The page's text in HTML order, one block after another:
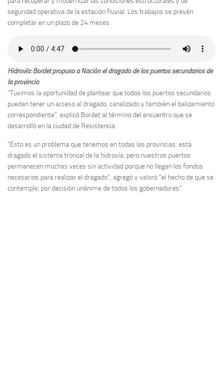
seguridad operativa de la estación fluvial. Los trabajos se prevén
completar en un plazo de 24 meses.
Hidrovía: Bordet propuso a Nación el dragado de los puertos secundarios de
la provincia
“Tuvimos la oportunidad de plantear que todos los puertos secundarios
puedan tener un acceso al dragado, canalizado y también el balizamiento
correspondiente”, explicó Bordet al término del encuentro que se
desarrolló en la ciudad de Resistencia.
“Esto es un problema que tenemos en todas las provincias: está
dragado el sistema troncal de la hidrovía, pero nuestros puertos
permanecen muchas veces sin actividad porque no llegan los fondos
necesarios para realizar el dragado”, agregó y valoró “el hecho de que se
contemple, por decisión unánime de todos los gobernadores”.